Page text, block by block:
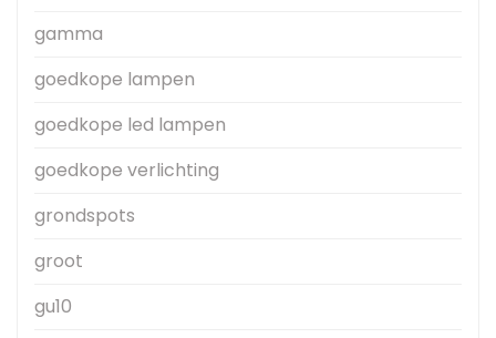
gamma
goedkope lampen
goedkope led lampen
goedkope verlichting
grondspots
groot
gu10